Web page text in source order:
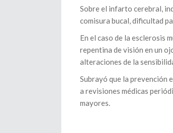
Sobre el infarto cerebral,
comisura bucal, dificultad
En el caso de la esclerosis
repentina de visión en un
alteraciones de la
Subrayó que la prevención
a revisiones médicas
mayores.